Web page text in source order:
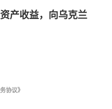
产收益，向乌克兰
协议》